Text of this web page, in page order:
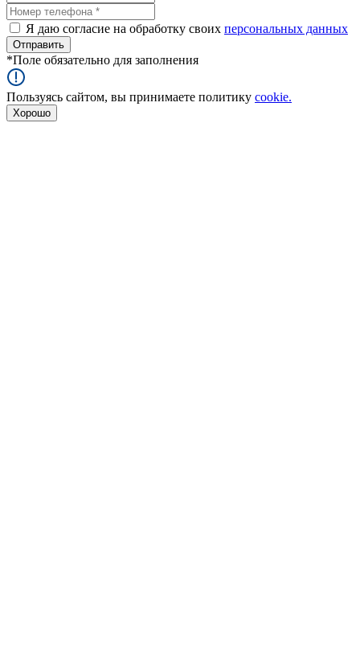
Я даю согласие на обработку своих персональных данных
*Поле обязательно для заполнения
Пользуясь сайтом, вы принимаете политику cookie.
Хорошо